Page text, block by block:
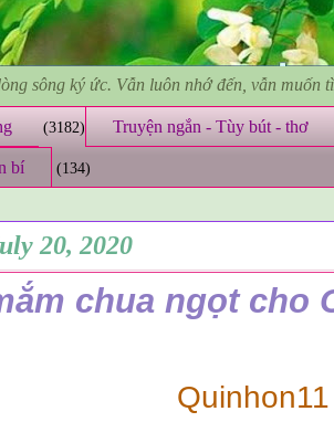
sông ký ức. Vẫn luôn nhớ đến, vẫn muốn
(3182) Truyện ngắn - Tùy bút - thơ
bí (134)
20, 2020
chua ngọt cho
Quinhon11